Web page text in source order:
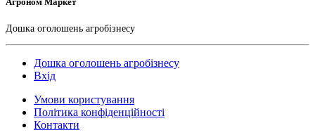
Дошка оголошень агробізнесу
Дошка оголошень агробізнесу
Вхід
Умови користування
Політика конфіденційності
Контакти